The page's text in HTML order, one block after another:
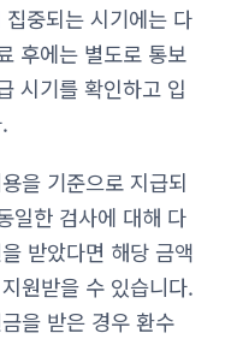
중되는 시기에는 다
후에는 별도로 통보
시기를 확인하고 입
을 기준으로 지급되
일한 검사에 대해 다
받았다면 해당 금액
원받을 수 있습니다.
을 받은 경우 환수